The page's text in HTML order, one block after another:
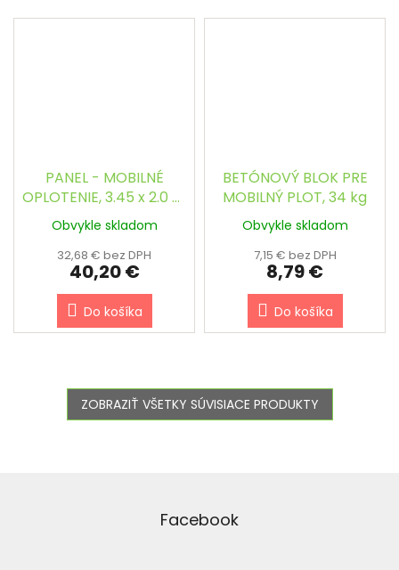
PANEL - MOBILNÉ
OPLOTENIE, 3.45 x 2.0 m
/ 3.0 mm
Obvykle skladom
32,68 € bez DPH
40,20 €
Do košíka
BETÓNOVÝ BLOK PRE
MOBILNÝ PLOT, 34 kg
Obvykle skladom
7,15 € bez DPH
8,79 €
Do košíka
ZOBRAZIŤ VŠETKY SÚVISIACE PRODUKTY
Facebook